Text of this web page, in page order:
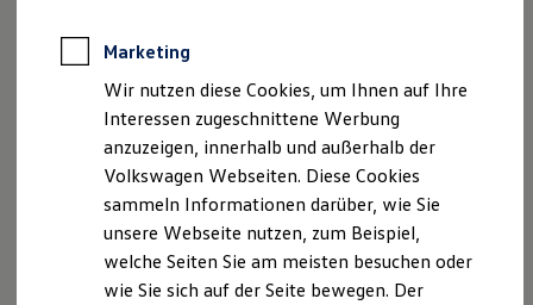
Rekuperation
Laden unterwegs
Laden Zuhause
Ladestationen finden
Ladezeitensimulator
Batterie
Sicherheit
Nachhaltigkeit
Technologie
Kosten und Kauf
Geschäftsführer: Dieter Heil, Manfred Heil
Amtsgericht: Bamberg HRA 12382
USt.-ID: DE 319 071 468
Hinweis gemäß § 36
Verbraucherstreitbeilegungsgesetz (VSBG)
Wir sind zur Teilnahme an einem
Streitbeilegungsverfahren vor einer
Verbraucherschlichtungsstelle weder bereit noch dazu
verpflichtet.
Marketing
Wir nutzen diese Cookies, um Ihnen auf Ihre
Interessen zugeschnittene Werbung
anzuzeigen, innerhalb und außerhalb der
Volkswagen Webseiten. Diese Cookies
sammeln Informationen darüber, wie Sie
unsere Webseite nutzen, zum Beispiel,
welche Seiten Sie am meisten besuchen oder
wie Sie sich auf der Seite bewegen. Der